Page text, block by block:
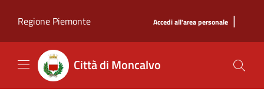
Regione Piemonte
Accedi all'area personale |
Città di Moncalvo